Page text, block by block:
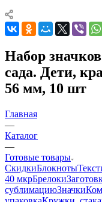
Набор
сада. Дети,
56 мм, 10 шт
Главная
—
Каталог
—
Готовые товары
СкидкиБлокноты
40 мкрБрелоки
сублимациюЗначки